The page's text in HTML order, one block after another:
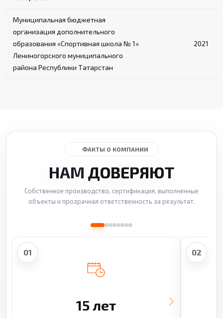
Муниципальная бюджетная
организация дополнительного
образования «Спортивная школа № 1»
Лениногорского муниципального
района Республики Татарстан
2021
ФАКТЫ О КОМПАНИИ
НАМ ДОВЕРЯЮТ
Собственное производство, сертификация, выполненные
объекты и прозрачная ответственность за результат.
01
15 лет
02